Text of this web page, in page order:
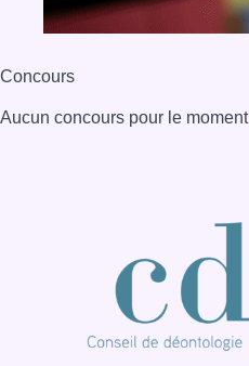
Concours
Aucun concours pour le moment